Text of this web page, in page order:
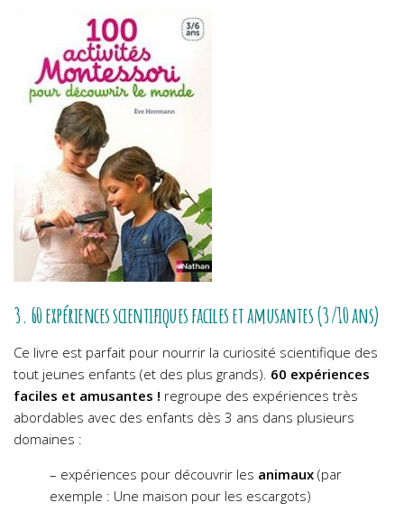
3. 60 expériences scientifiques faciles et amusantes (3/10 ans)
Ce livre est parfait pour nourrir la curiosité scientifique des
tout jeunes enfants (et des plus grands). 60 expériences
faciles et amusantes ! regroupe des expériences très
abordables avec des enfants dès 3 ans dans plusieurs
domaines :
– expériences pour découvrir les animaux (par
exemple : Une maison pour les escargots)